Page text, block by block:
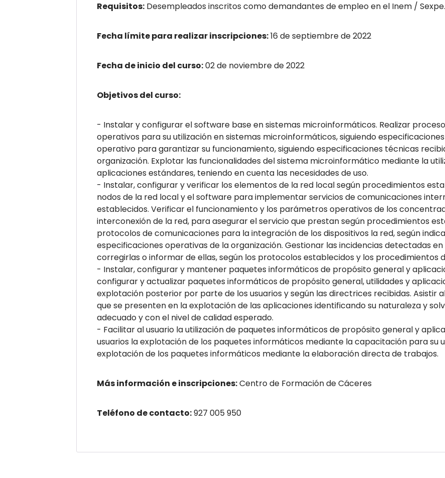
Requisitos: Desempleados inscritos como demandantes de empleo en el Inem /
Fecha límite para realizar inscripciones:16 de septiembre de 2022
Fecha de inicio del curso:02 de noviembre de 2022
Objetivos del curso:
- Instalar y configurar el software base en sistemas microinformáticos. Realizar
operativos para su utilización en sistemas microinformáticos, siguiendo
operativo para garantizar su funcionamiento, siguiendo especificaciones técnicas
organización. Explotar las funcionalidades del sistema microinformático mediante la
aplicaciones estándares, teniendo en cuenta las necesidades de uso.
- Instalar, configurar y verificar los elementos de la red local según procedimientos
nodos de la red local y el software para implementar servicios de comunicaciones
establecidos. Verificar el funcionamiento y los parámetros operativos de los
interconexión de la red, para asegurar el servicio que prestan según procedimientos
protocolos de comunicaciones para la integración de los dispositivos la red, según
especificaciones operativas de la organización. Gestionar las incidencias detectadas
corregirlas o informar de ellas, según los protocolos establecidos y los procedimientos
- Instalar, configurar y mantener paquetes informáticos de propósito general y
configurar y actualizar paquetes informáticos de propósito general, utilidades y
explotación posterior por parte de los usuarios y según las directrices recibidas. Asistir
que se presenten en la explotación de las aplicaciones identificando su naturaleza y
adecuado y con el nivel de calidad esperado.
- Facilitar al usuario la utilización de paquetes informáticos de propósito general y
usuarios la explotación de los paquetes informáticos mediante la capacitación para su
explotación de los paquetes informáticos mediante la elaboración directa de trabajos.
Más información e inscripciones:Centro de Formación de Cáceres
Teléfono de contacto:927 005 950